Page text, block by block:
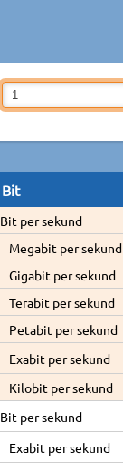
Bit
Bit per sekund
Megabit per sekund
Gigabit per sekund
Terabit per sekund
Petabit per sekund
Exabit per sekund
Kilobit per sekund
Bit per sekund
Exabit per sekund